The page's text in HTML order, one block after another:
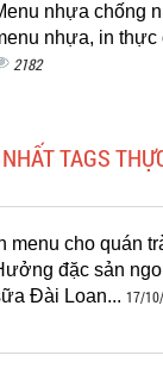
nhựa chống
nhựa, in thực
2182
TAGS
menu cho quán
đặc sản
Đài Loan... 17/